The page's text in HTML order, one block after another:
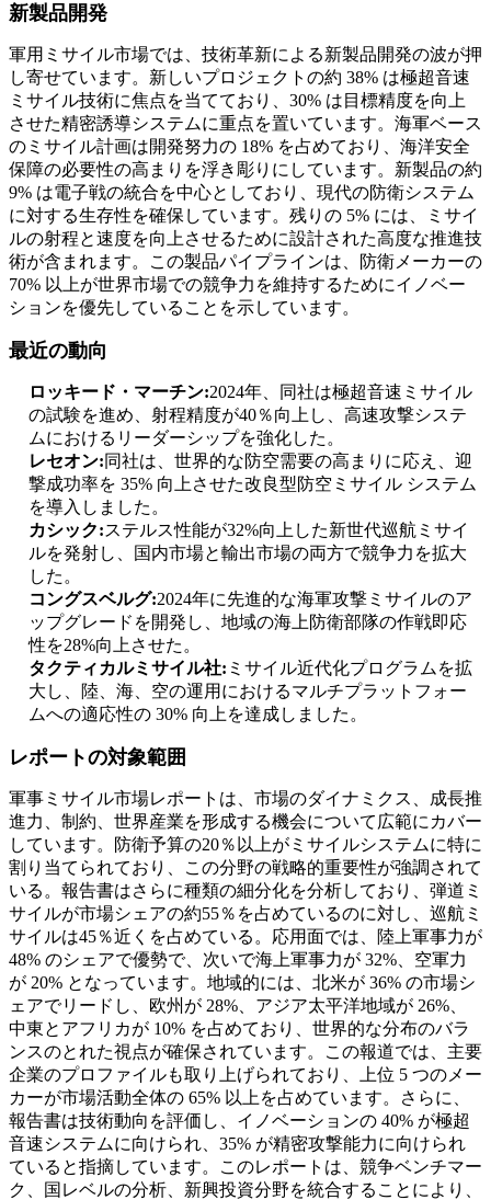
新製品開発
軍用ミサイル市場では、技術革新による新製品開発の波が押
し寄せています。新しいプロジェクトの約 38% は極超音速
ミサイル技術に焦点を当てており、30% は目標精度を向上
させた精密誘導システムに重点を置いています。海軍ベース
のミサイル計画は開発努力の 18% を占めており、海洋安全
保障の必要性の高まりを浮き彫りにしています。新製品の約
9% は電子戦の統合を中心としており、現代の防衛システム
に対する生存性を確保しています。残りの 5% には、ミサイ
ルの射程と速度を向上させるために設計された高度な推進技
術が含まれます。この製品パイプラインは、防衛メーカーの
70% 以上が世界市場での競争力を維持するためにイノベー
ションを優先していることを示しています。
最近の動向
ロッキード・マーチン:2024年、同社は極超音速ミサイル
の試験を進め、射程精度が40％向上し、高速攻撃システ
ムにおけるリーダーシップを強化した。
レセオン:同社は、世界的な防空需要の高まりに応え、迎
撃成功率を 35% 向上させた改良型防空ミサイル システム
を導入しました。
カシック:ステルス性能が32%向上した新世代巡航ミサイ
ルを発射し、国内市場と輸出市場の両方で競争力を拡大
した。
コングスベルグ:2024年に先進的な海軍攻撃ミサイルのア
ップグレードを開発し、地域の海上防衛部隊の作戦即応
性を28%向上させた。
タクティカルミサイル社: ミサイル近代化プログラムを拡
大し、陸、海、空の運用におけるマルチプラットフォー
ムへの適応性の 30% 向上を達成しました。
レポートの対象範囲
軍事ミサイル市場レポートは、市場のダイナミクス、成長推
進力、制約、世界産業を形成する機会について広範にカバー
しています。防衛予算の20％以上がミサイルシステムに特に
割り当てられており、この分野の戦略的重要性が強調されて
いる。報告書はさらに種類の細分化を分析しており、弾道ミ
サイルが市場シェアの約55％を占めているのに対し、巡航ミ
サイルは45％近くを占めている。応用面では、陸上軍事力が
48% のシェアで優勢で、次いで海上軍事力が 32%、空軍力
が 20% となっています。地域的には、北米が 36% の市場シ
ェアでリードし、欧州が 28%、アジア太平洋地域が 26%、
中東とアフリカが 10% を占めており、世界的な分布のバラ
ンスのとれた視点が確保されています。この報道では、主要
企業のプロファイルも取り上げられており、上位 5 つのメー
カーが市場活動全体の 65% 以上を占めています。さらに、
報告書は技術動向を評価し、イノベーションの 40% が極超
音速システムに向けられ、35% が精密攻撃能力に向けられ
ていると指摘しています。このレポートは、競争ベンチマー
ク、国レベルの分析、新興投資分野を統合することにより、